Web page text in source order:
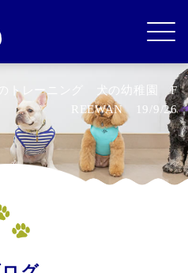
のトレーニング 犬の幼稚園 F
REEWAN 19/9/26